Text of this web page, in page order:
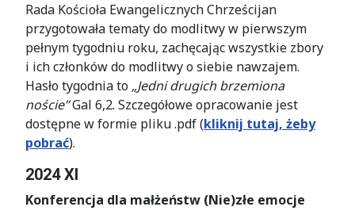
Rada Kościoła Ewangelicznych Chrześcijan
przygotowała tematy do modlitwy w pierwszym
pełnym tygodniu roku, zachęcając wszystkie zbory
i ich członków do modlitwy o siebie nawzajem.
Hasło tygodnia to„Jedni drugich brzemiona
noście”Gal 6,2. Szczegółowe opracowanie jest
dostępne w formie pliku .pdf (kliknij tutaj, żeby
pobrać).
2024 XI
Konferencja dla małżeństw (Nie)złe emocje